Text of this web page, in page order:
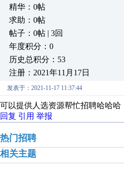
精华：0帖
求助：0帖
帖子：0帖 | 3回
年度积分：0
历史总积分：53
注册：2021年11月17日
发表于：2021-11-17 11:37:44
可以提供人选资源帮忙招聘哈哈哈
回复 引用 举报
热门招聘
相关主题